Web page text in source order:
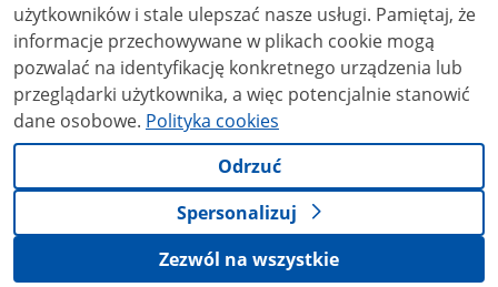
użytkowników i stale ulepszać nasze usługi. Pamiętaj, że
informacje przechowywane w plikach cookie mogą
pozwalać na identyfikację konkretnego urządzenia lub
przeglądarki użytkownika, a więc potencjalnie stanowić
dane osobowe. Polityka cookies
Odrzuć
Spersonalizuj
Zezwól na wszystkie